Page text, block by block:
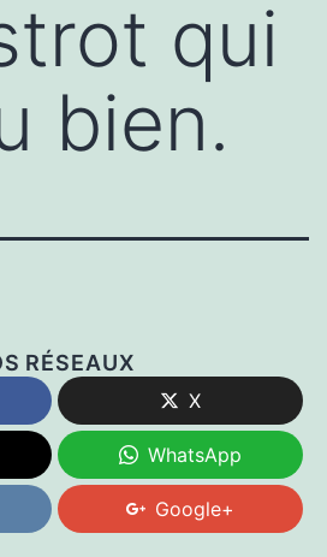
qui
bien.
RÉSEAUX
X
WhatsApp
Google+